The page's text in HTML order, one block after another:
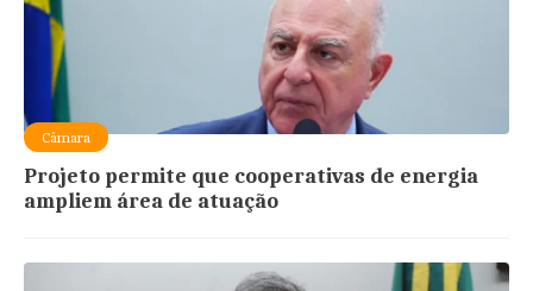
Câmara
Projeto permite que cooperativas de energia
ampliem área de atuação